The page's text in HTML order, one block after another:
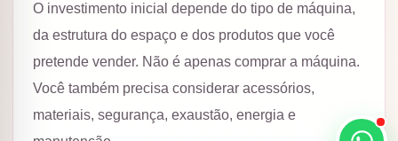
O investimento inicial depende do tipo de máquina,
da estrutura do espaço e dos produtos que você
pretende vender. Não é apenas comprar a máquina.
Você também precisa considerar acessórios,
materiais, segurança, exaustão, energia e